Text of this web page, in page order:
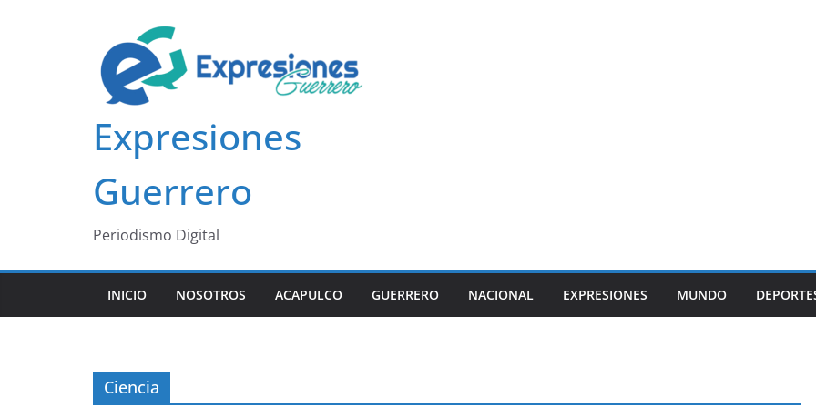
Expresiones
Guerrero
Periodismo Digital
INICIO NOSOTROS ACAPULCO GUERRERO NACIONAL EXPRESIONES MUNDO
Ciencia